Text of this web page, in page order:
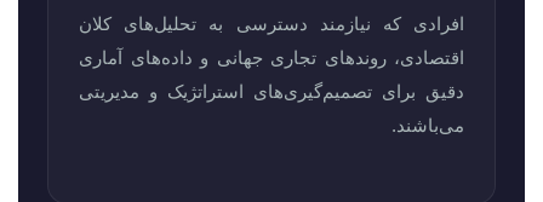
افرادی که نیازمند دسترسی به تحلیل‌های کلان
اقتصادی، روندهای تجاری جهانی و داده‌های آماری
دقیق برای تصمیم‌گیری‌های استراتژیک و مدیریتی
می‌باشند.